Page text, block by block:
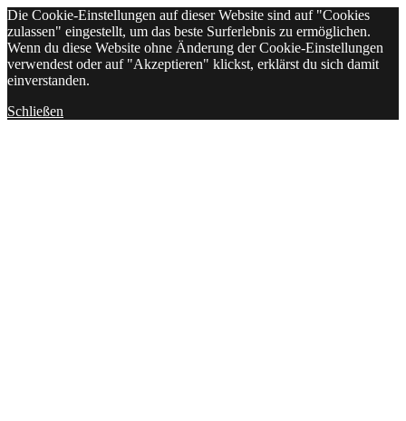
Die Cookie-Einstellungen auf dieser Website sind auf "Cookies
zulassen" eingestellt, um das beste Surferlebnis zu ermöglichen.
Wenn du diese Website ohne Änderung der Cookie-Einstellungen
verwendest oder auf "Akzeptieren" klickst, erklärst du sich damit
einverstanden.
Schließen